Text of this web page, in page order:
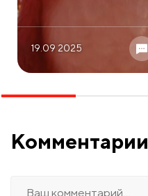
19.09 2025
Комментарии